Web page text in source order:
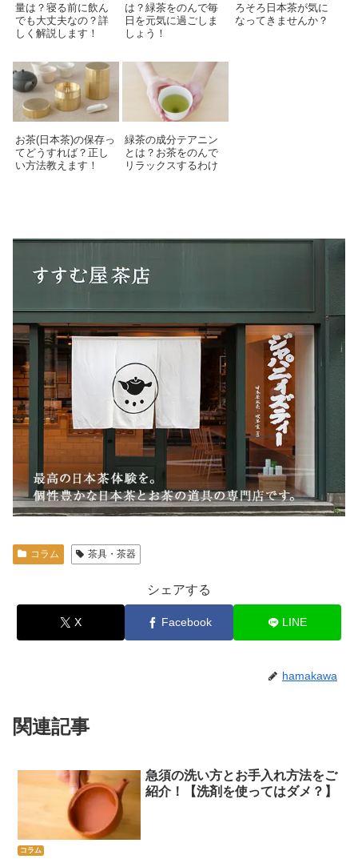
量は？寝る前に飲ん
でも大丈夫なの？詳
しく解説します！
は？緑茶をのんで毎
日を元気に過ごしま
しょう！
ろそろ日本茶が気に
なってきませんか？
お茶(日本茶)の保存っ
てどうすれば？正し
い方法教えます！
緑茶の成分テアニン
とは？お茶をのんで
リラックスするわけ
コラム 茶具・茶器
シェアする
X Facebook LINE
hamakawa
関連記事
コラム
急須の洗い方とお手入れ方法をご
紹介！【洗剤を使ってはダメ？】